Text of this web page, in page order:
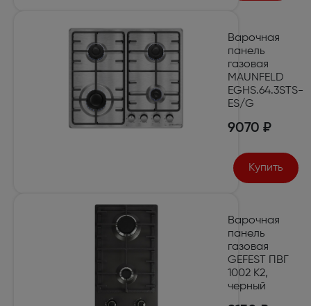
Варочная
панель
газовая
MAUNFELD
EGHS.64.3STS-
ES/G
9070 ₽
Купить
Варочная
панель
газовая
GEFEST ПВГ
1002 К2,
черный